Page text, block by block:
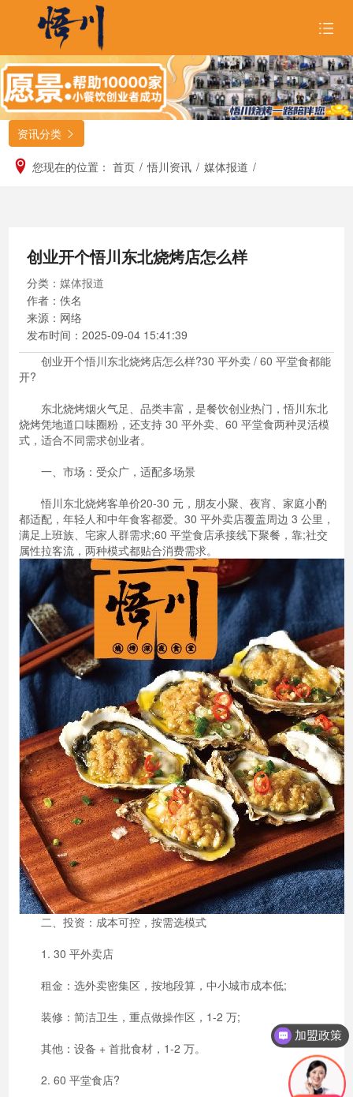
首页
关于悟川 
品牌形象
悟川资讯
加入我们
资讯分类 
您现在的位置： 首页 / 悟川资讯 / 媒体报道 /
创业开个悟川东北烧烤店怎么样
分类： 媒体报道
作者：佚名
来源：网络
发布时间： 2025-09-04 15:41:39
创业开个悟川东北烧烤店怎么样?30 平外卖 / 60 平堂食都能
开?
东北烧烤烟火气足、品类丰富，是餐饮创业热门，悟川东北
烧烤凭地道口味圈粉，还支持 30 平外卖、60 平堂食两种灵活模
式，适合不同需求创业者。
一、市场：受众广，适配多场景
悟川东北烧烤客单价20-30 元，朋友小聚、夜宵、家庭小酌
都适配，年轻人和中年食客都爱。30 平外卖店覆盖周边 3 公里，
满足上班族、宅家人群需求;60 平堂食店承接线下聚餐，靠;社交
属性拉客流，两种模式都贴合消费需求。
二、投资：成本可控，按需选模式
1. 30 平外卖店
租金：选外卖密集区，按地段算，中小城市成本低;
装修：简洁卫生，重点做操作区，1-2 万;
其他：设备 + 首批食材，1-2 万。
2. 60 平堂食店?
加盟政策